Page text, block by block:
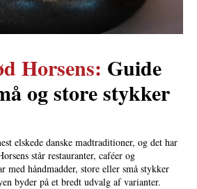
Horsens: Guide
og store stykker
elskede danske madtraditioner, og det har
står restauranter, caféer og
med håndmadder, store eller små stykker
byder på et bredt udvalg af varianter.